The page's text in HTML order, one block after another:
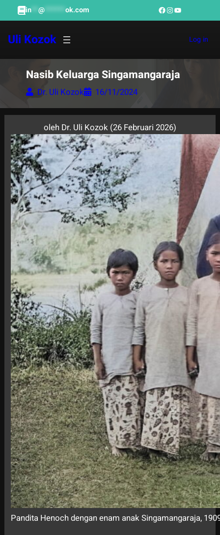
to
content
in** @****** ok.com Facebook InstagramYouTube
Uli Kozok Log in
Nasib Keluarga Singamangaraja
Dr. Uli Kozok 16/11/2024
oleh Dr. Uli Kozok (26 Februari 2026)
Pandita Henoch dengan enam anak Singamangaraja,